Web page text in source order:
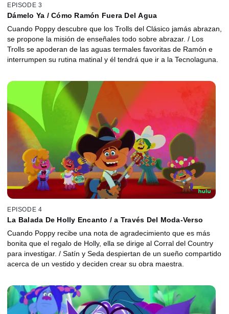
EPISODE 3
Dámelo Ya / Cómo Ramón Fuera Del Agua
Cuando Poppy descubre que los Trolls del Clásico jamás abrazan,
se propone la misión de enseñales todo sobre abrazar. / Los
Trolls se apoderan de las aguas termales favoritas de Ramón e
interrumpen su rutina matinal y él tendrá que ir a la Tecnolaguna.
EPISODE 4
La Balada De Holly Encanto / a Través Del Moda-Verso
Cuando Poppy recibe una nota de agradecimiento que es más
bonita que el regalo de Holly, ella se dirige al Corral del Country
para investigar. / Satín y Seda despiertan de un sueño compartido
acerca de un vestido y deciden crear su obra maestra.